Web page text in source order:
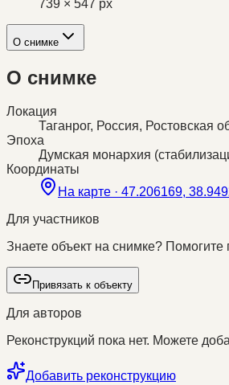
739 × 547 px
О снимке
О снимке
Локация
Таганрог, Россия, Ростовская
Эпоха
Думская монархия
Координаты
На карте · 47.206169,
Для участников
Знаете объект на снимке? Помогите
Привязать к объекту
Для авторов
Реконструкций пока нет. Можете
Добавить реконструкцию